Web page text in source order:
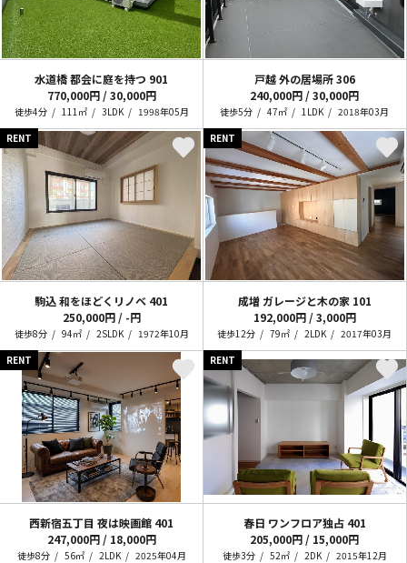
水道橋 都会に庭を持つ 901
770,000円 / 30,000円
徒歩4分 111㎡ 3LDK 1998年05月
戸越 外の居場所306
240,000円 / 30,000円
徒歩5分 47㎡ 1LDK
2018年03月
RENT
駒込 和をほどくリノベ 401
250,000円 / -円
徒歩8分 94㎡ 2SLDK 1972年10月
RENT
成増 ガレージと木の家 101
192,000円 / 3,000円
徒歩12分 79㎡ 2LDK
2017年03月
RENT
西新宿五丁目 夜は映画館 401
247,000円 / 18,000円
徒歩8分 56㎡ 2LDK 2025年04月
RENT
春日 ワンフロア独占 401
205,000円 / 15,000円
徒歩3分 52㎡ 2DK
2015年12月